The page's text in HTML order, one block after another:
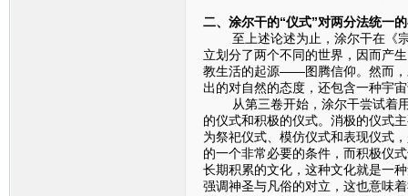
二、涂尔干的“仪式”对两分法统一
至上述论述为止，涂尔干在《宗
立划分了两个不同的世界，因而产
教生活的起源——图腾信仰。然而，
出的对自然的态度，还包含一种宇
从第三卷开始，涂尔干尝试着用
的仪式和积极的仪式。消极的仪式
为祭祀仪式、模仿仪式和表现仪式
的一个非常必要的条件，而积极仪
长期积累的文化，这种文化就是一
强调神圣与凡俗的对立，这也意味